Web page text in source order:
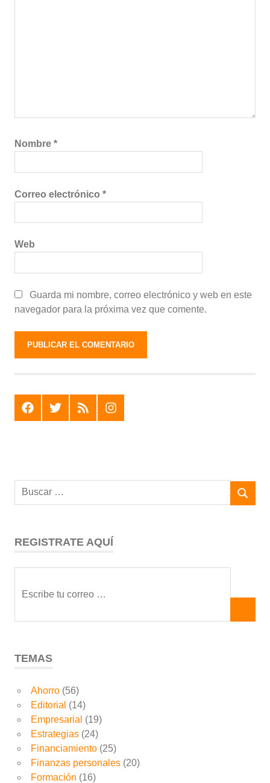
Nombre *
Correo electrónico *
Web
Guarda mi nombre, correo electrónico y web en este
navegador para la próxima vez que comente.
F T R I
REGISTRATE AQUÍ
TEMAS
Ahorro(56)
Editorial (14)
Empresarial (19)
Estrategias(24)
Financiamiento(25)
Finanzas personales(20)
Formación (16)